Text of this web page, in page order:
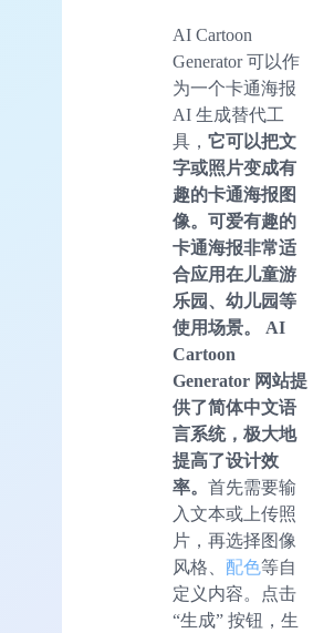
AI Cartoon
Generator 可以作
为一个卡通海报
AI 生成替代工
具， 它可以把文
字或照片变成有
趣的卡通海报图
像。可爱有趣的
卡通海报非常适
合应用在儿童游
乐园、幼儿园等
使用场景。
AI
Cartoon
Generator 网站提
供了简体中文语
言系统，极大地
提高了设计效
率。 首先需要输
入文本或上传照
片，再选择图像
风格、 配色等自
定义内容。点击
“生成” 按钮，生